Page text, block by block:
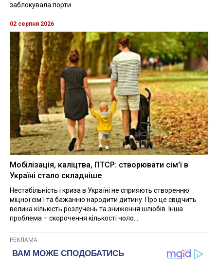
заблокувала порти
02 серпня 2026
Мобілізація, каліцтва, ПТСР: створювати сім'ї в
Україні стало складніше
Нестабільність і криза в Україні не сприяють створенню
міцної сім'ї та бажанню народити дитину. Про це свідчить
велика кількість розлучень та зниження шлюбів. Інша
проблема – скорочення кількості чоло...